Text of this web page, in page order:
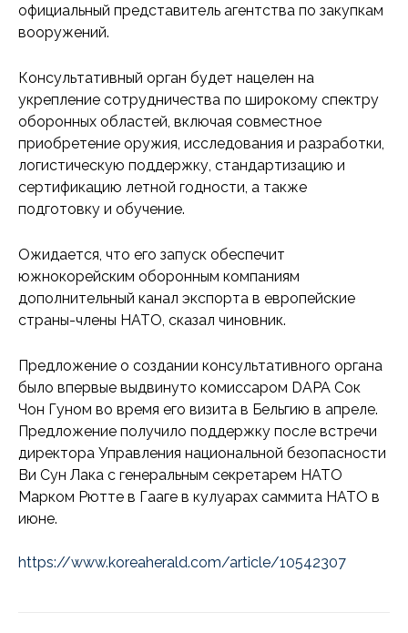
официальный представитель агентства по закупкам
вооружений.
Консультативный орган будет нацелен на
укрепление сотрудничества по широкому спектру
оборонных областей, включая совместное
приобретение оружия, исследования и разработки,
логистическую поддержку, стандартизацию и
сертификацию летной годности, а также
подготовку и обучение.
Ожидается, что его запуск обеспечит
южнокорейским оборонным компаниям
дополнительный канал экспорта в европейские
страны-члены НАТО, сказал чиновник.
Предложение о создании консультативного органа
было впервые выдвинуто комиссаром DAPA Сок
Чон Гуном во время его визита в Бельгию в апреле.
Предложение получило поддержку после встречи
директора Управления национальной безопасности
Ви Сун Лака с генеральным секретарем НАТО
Марком Рютте в Гааге в кулуарах саммита НАТО в
июне.
https://www.koreaherald.com/article/10542307